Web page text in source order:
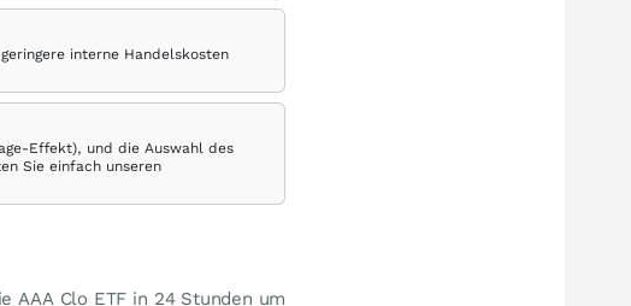
interne Handelskosten
Effekt), und die Auswahl des
Sie einfach unseren
AAA Clo ETF in 24 Stunden um